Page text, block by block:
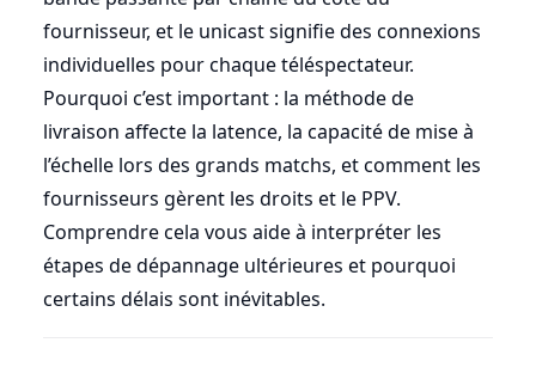
fournisseur, et le unicast signifie des connexions
individuelles pour chaque téléspectateur.
Pourquoi c’est important : la méthode de
livraison affecte la latence, la capacité de mise à
l’échelle lors des grands matchs, et comment les
fournisseurs gèrent les droits et le PPV.
Comprendre cela vous aide à interpréter les
étapes de dépannage ultérieures et pourquoi
certains délais sont inévitables.